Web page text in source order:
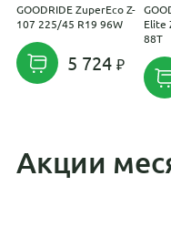
GOODRIDE ZuperEco Z-
107 225/45 R19 96W
5 724
Elite
88T
Акции